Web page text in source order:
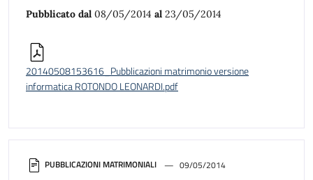
PUBBLICAZIONI MATRIMONIALI 09/05/2014
Pubblicato dal 08/05/2014 al 23/05/2014
20140508153616_Pubblicazioni matrimonio versione
informatica ROTONDO LEONARDI.pdf